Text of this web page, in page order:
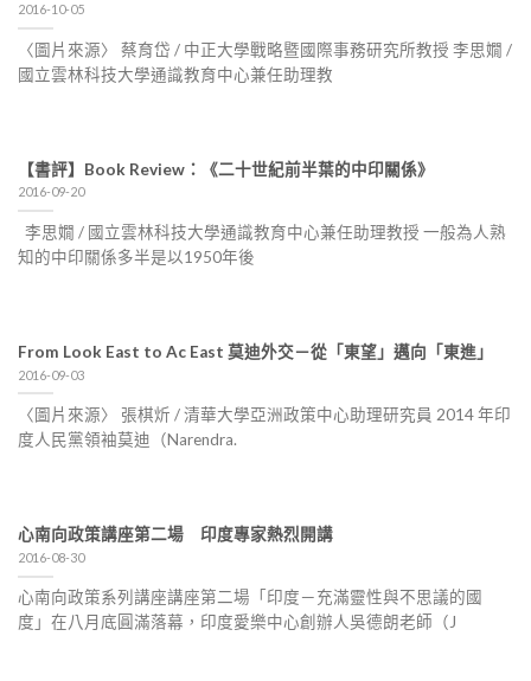
2016-10-05
〈圖片來源〉 蔡育岱 / 中正大學戰略暨國際事務研究所教授 李思嫺 /
國立雲林科技大學通識教育中心兼任助理教
【書評】Book Review：《二十世紀前半葉的中印關係》
2016-09-20
李思嫺 / 國立雲林科技大學通識教育中心兼任助理教授 一般為人熟
知的中印關係多半是以1950年後
From Look East to Ac East 莫迪外交－從「東望」邁向「東進」
2016-09-03
〈圖片來源〉 張棋炘 / 清華大學亞洲政策中心助理研究員 2014 年印
度人民黨領袖莫迪（Narendra.
心南向政策講座第二場 印度專家熱烈開講
2016-08-30
心南向政策系列講座講座第二場「印度－充滿靈性與不思議的國
度」在八月底圓滿落幕，印度愛樂中心創辦人吳德朗老師（J